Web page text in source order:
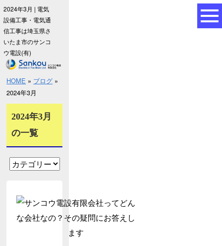
2024年3月 | 電気
設備工事・電気通
信工事は埼玉県さ
いたま市のサンコ
ウ電設(有)
HOME » ブログ »
2024年3月
2024年3月
の一覧